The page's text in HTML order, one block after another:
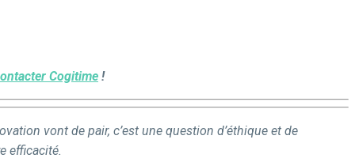
Cogitime !
vont de pair, c’est une question d’éthique et de
efficacité.